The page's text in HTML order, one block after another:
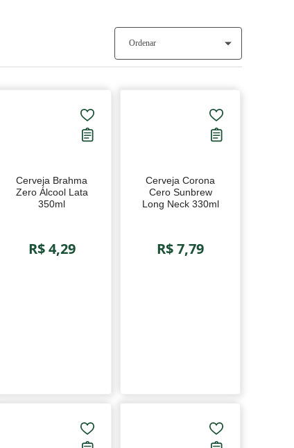
Ordenar
Cerveja Brahma
Zero Álcool Lata
350ml
R$ 4,29
Cerveja Corona
Cero Sunbrew
Long Neck 330ml
R$ 7,79